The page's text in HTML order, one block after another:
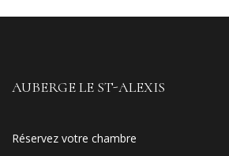
AUBERGE LE ST-ALEXIS
Réservez votre chambre